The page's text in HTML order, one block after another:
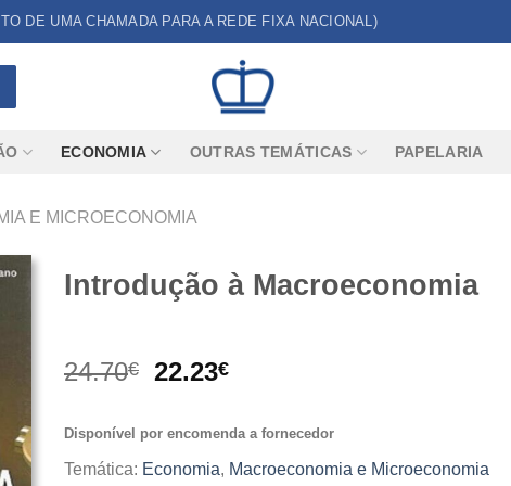
DE UMA CHAMADA PARA A REDE FIXA NACIONAL)
ECONOMIA OUTRAS TEMÁTICAS PAPELARIA
E MICROECONOMIA
Introdução à Macroeconomia
24.70€
O
original
era:
24.70€.
22.23€O
atual
é:
22.23€.
Disponível por encomenda a fornecedor
Temática: Economia, Macroeconomia e Microeconomia